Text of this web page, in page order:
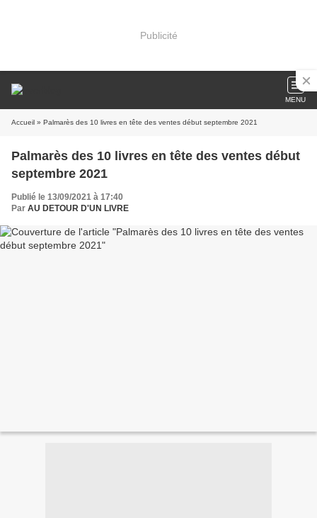
Publicité
MENU
Accueil » Palmarès des 10 livres en tête des ventes début septembre 2021
Palmarès des 10 livres en tête des ventes début
septembre 2021
Publié le 13/09/2021 à 17:40
Par AU DETOUR D'UN LIVRE